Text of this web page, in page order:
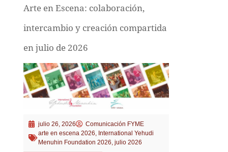
Arte en Escena: colaboración,
intercambio y creación compartida
en julio de 2026
julio 26, 2026
Comunicación FYME
arte en escena 2026, International Yehudi
Menuhin Foundation 2026, julio 2026